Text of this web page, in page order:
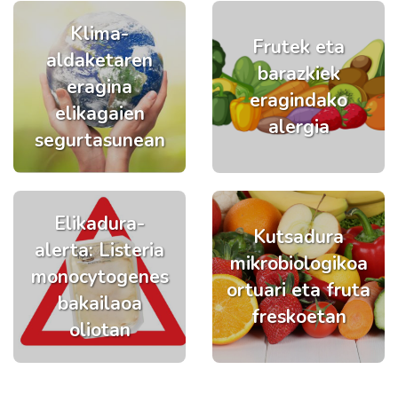
Klima-
aldaketaren
eragina
elikagaien
segurtasunean
Frutek eta
barazkiek
eragindako
alergia
Elikadura-
alerta: Listeria
monocytogenes
bakailaoa
oliotan
Kutsadura
mikrobiologikoa
ortuari eta fruta
freskoetan